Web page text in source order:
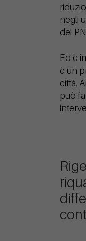
negli
del
Ed è
è un
città.
può